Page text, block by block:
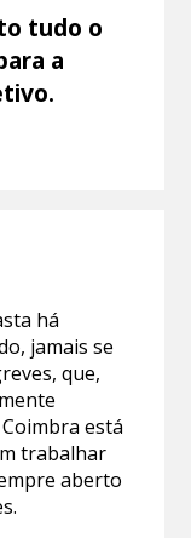
tudo o
a
há
jamais se
que,
está
trabalhar
aberto